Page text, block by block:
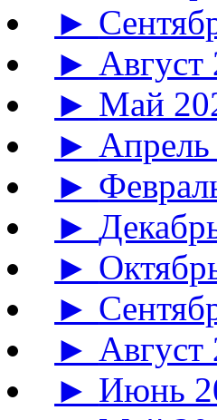
►
► Август
► Май
► Апрель
►
►
►
►
► Август
► Июнь